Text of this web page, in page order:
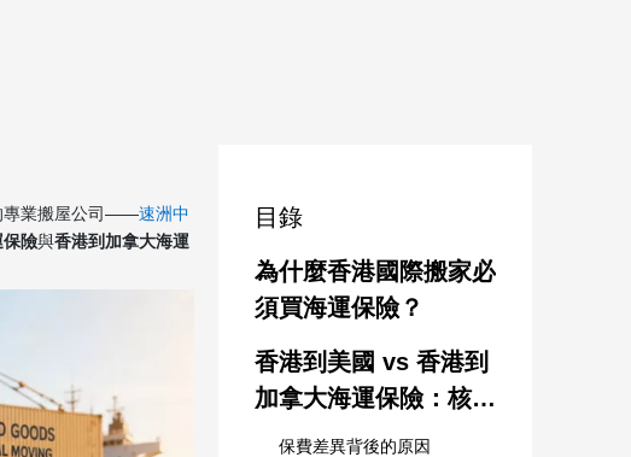
專業搬屋公司——速洲中
保險與香港到加拿大海運
目錄
為什麼香港國際搬家必
須買海運保險？
香港到美國 vs 香港到
加拿大海運保險：核心
差異對比
保費差異背後的原因